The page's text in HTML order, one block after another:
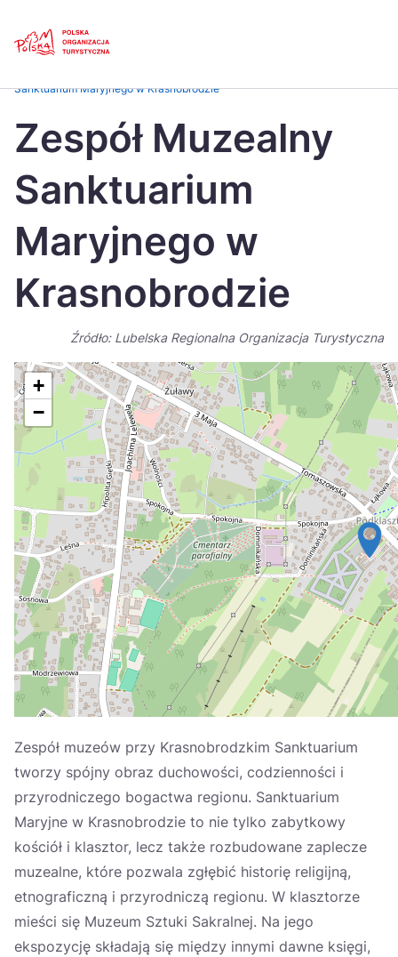
Česká
Dansk
Italiano
Nederlands
Português
Suomi
Україна
Zamknij
Sanktuarium Maryjnego w Krasnobrodzie
Zespół Muzealny
Sanktuarium
Maryjnego w
Krasnobrodzie
Źródło: Lubelska Regionalna Organizacja Turystyczna
+
−
Zespół muzeów przy Krasnobrodzkim Sanktuarium
tworzy spójny obraz duchowości, codzienności i
przyrodniczego bogactwa regionu. Sanktuarium
Maryjne w Krasnobrodzie to nie tylko zabytkowy
kościół i klasztor, lecz także rozbudowane zaplecze
muzealne, które pozwala zgłębić historię religijną,
etnograficzną i przyrodniczą regionu. W klasztorze
mieści się Muzeum Sztuki Sakralnej. Na jego
ekspozycję składają się między innymi dawne księgi,